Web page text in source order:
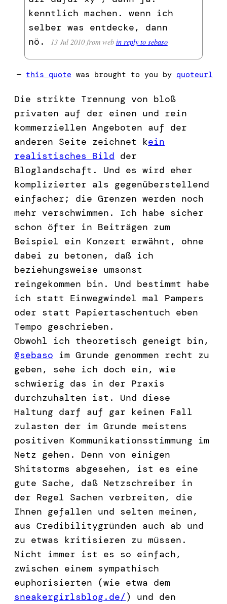
kenntlich machen. wenn ich
selber was entdecke, dann
nö.
13 Jul 2010 from web in reply to sebaso
— this quote was brought to you by quoteurl
Die strikte Trennung von bloß
privaten auf der einen und rein
kommerziellen Angeboten auf der
anderen Seite zeichnet kein
realistisches Bild der
Bloglandschaft. Und es wird eher
komplizierter als gegenüberstellend
einfacher; die Grenzen werden noch
mehr verschwimmen. Ich habe sicher
schon öfter in Beiträgen zum
Beispiel ein Konzert erwähnt, ohne
dabei zu betonen, daß ich
beziehungsweise umsonst
reingekommen bin. Und bestimmt habe
ich statt Einwegwindel mal Pampers
oder statt Papiertaschentuch eben
Tempo geschrieben.
Obwohl ich theoretisch geneigt bin,
@sebaso im Grunde genommen recht zu
geben, sehe ich doch ein, wie
schwierig das in der Praxis
durchzuhalten ist. Und diese
Haltung darf auf gar keinen Fall
zulasten der im Grunde meistens
positiven Kommunikationsstimmung im
Netz gehen. Denn von einigen
Shitstorms abgesehen, ist es eine
gute Sache, daß Netzschreiber in
der Regel Sachen verbreiten, die
Ihnen gefallen und selten meinen,
aus Credibilitygründen auch ab und
zu etwas kritisieren zu müssen.
Nicht immer ist es so einfach,
zwischen einem sympathisch
euphorisierten (wie etwa dem
sneakergirlsblog.de/) und den